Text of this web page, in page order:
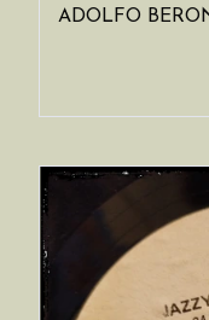
ADOLFO